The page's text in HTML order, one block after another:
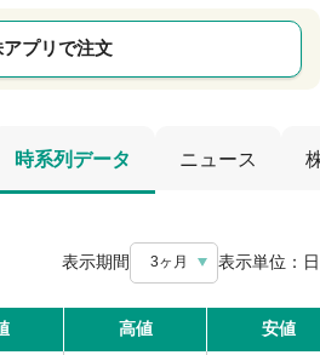
アプリで注文
時系列データ ニュース
表示期間 3ヶ月 表示単位： 日
高値 安値